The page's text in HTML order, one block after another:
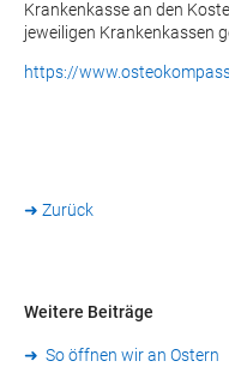
Krankenkasse an den
jeweiligen Krankenkassen
https://
➜ Zurück
Weitere Beiträge
So öffnen wir an Ostern